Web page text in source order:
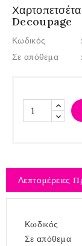
Decoupage
Κωδικός
Σε απόθεμα
Λεπτομέρειες
Κωδικός
Σε απόθεμα